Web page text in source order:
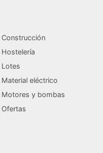
Construcción
Hostelería
Lotes
Material eléctrico
Motores y bombas
Ofertas